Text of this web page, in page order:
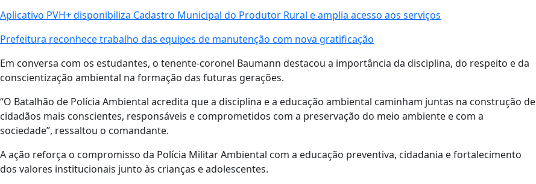
Aplicativo PVH+ disponibiliza Cadastro Municipal do Produtor Rural e amplia acesso aos serviços
Prefeitura reconhece trabalho das equipes de manutenção com nova gratificação
Em conversa com os estudantes, o tenente-coronel Baumann destacou a importância da disciplina, do respeito e da
conscientização ambiental na formação das futuras gerações.
“O Batalhão de Polícia Ambiental acredita que a disciplina e a educação ambiental caminham juntas na construção de
cidadãos mais conscientes, responsáveis e comprometidos com a preservação do meio ambiente e com a
sociedade”, ressaltou o comandante.
A ação reforça o compromisso da Polícia Militar Ambiental com a educação preventiva, cidadania e fortalecimento
dos valores institucionais junto às crianças e adolescentes.